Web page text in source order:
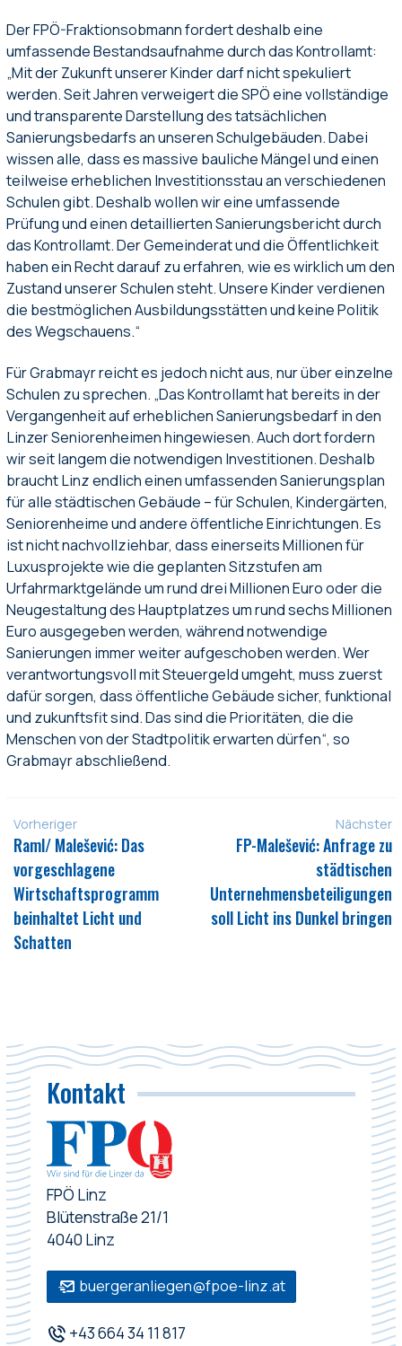
Der FPÖ-Fraktionsobmann fordert deshalb eine
umfassende Bestandsaufnahme durch das Kontrollamt:
„Mit der Zukunft unserer Kinder darf nicht spekuliert
werden. Seit Jahren verweigert die SPÖ eine vollständige
und transparente Darstellung des tatsächlichen
Sanierungsbedarfs an unseren Schulgebäuden. Dabei
wissen alle, dass es massive bauliche Mängel und einen
teilweise erheblichen Investitionsstau an verschiedenen
Schulen gibt. Deshalb wollen wir eine umfassende
Prüfung und einen detaillierten Sanierungsbericht durch
das Kontrollamt. Der Gemeinderat und die Öffentlichkeit
haben ein Recht darauf zu erfahren, wie es wirklich um den
Zustand unserer Schulen steht. Unsere Kinder verdienen
die bestmöglichen Ausbildungsstätten und keine Politik
des Wegschauens.“
Für Grabmayr reicht es jedoch nicht aus, nur über einzelne
Schulen zu sprechen. „Das Kontrollamt hat bereits in der
Vergangenheit auf erheblichen Sanierungsbedarf in den
Linzer Seniorenheimen hingewiesen. Auch dort fordern
wir seit langem die notwendigen Investitionen. Deshalb
braucht Linz endlich einen umfassenden Sanierungsplan
für alle städtischen Gebäude – für Schulen, Kindergärten,
Seniorenheime und andere öffentliche Einrichtungen. Es
ist nicht nachvollziehbar, dass einerseits Millionen für
Luxusprojekte wie die geplanten Sitzstufen am
Urfahrmarktgelände um rund drei Millionen Euro oder die
Neugestaltung des Hauptplatzes um rund sechs Millionen
Euro ausgegeben werden, während notwendige
Sanierungen immer weiter aufgeschoben werden. Wer
verantwortungsvoll mit Steuergeld umgeht, muss zuerst
dafür sorgen, dass öffentliche Gebäude sicher, funktional
und zukunftsfit sind. Das sind die Prioritäten, die die
Menschen von der Stadtpolitik erwarten dürfen“, so
Grabmayr abschließend.
Vorheriger
Raml/ Malešević: Das
vorgeschlagene
Wirtschaftsprogramm
beinhaltet Licht und
Schatten
Nächster
FP-Malešević: Anfrage zu
städtischen
Unternehmensbeteiligungen
soll Licht ins Dunkel bringen
Kontakt
FPÖ Linz
Blütenstraße 21/1
4040 Linz
buergeranliegen@fpoe-linz.at
+43 664 34 11 817